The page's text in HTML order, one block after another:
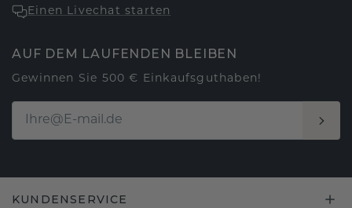
Einen Livechat starten
AUF DEM LAUFENDEN BLEIBEN
Gewinnen Sie 500 € Einkaufsguthaben!
KUNDENSERVICE